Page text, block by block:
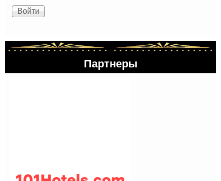
Партнеры